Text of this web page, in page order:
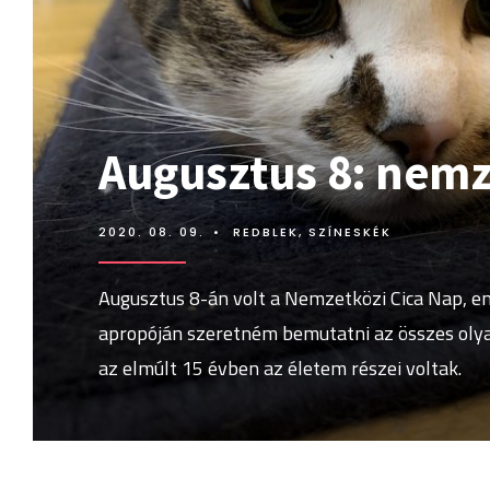
Augusztus 8:
2020. 08. 09. • REDBLEK, SZÍNESKÉK
Augusztus 8-án volt a Nemzetközi Cica Nap,
apropóján szeretném bemutatni az összes
az elmúlt 15 évben az életem részei voltak.